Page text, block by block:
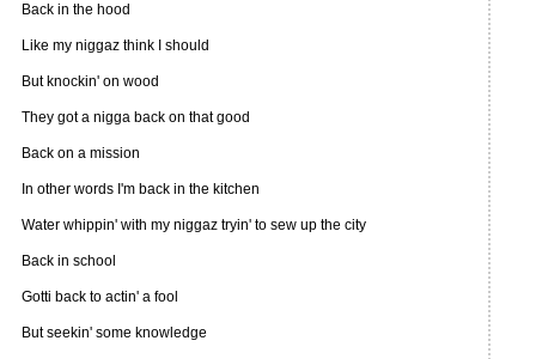
Back in the hood
Like my niggaz think I should
But knockin' on wood
They got a nigga back on that good
Back on a mission
In other words I'm back in the kitchen
Water whippin' with my niggaz tryin' to sew up the city
Back in school
Gotti back to actin' a fool
But seekin' some knowledge